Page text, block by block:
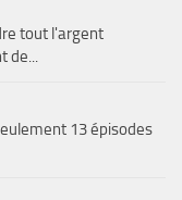
tout l'argent
de...
13 épisodes